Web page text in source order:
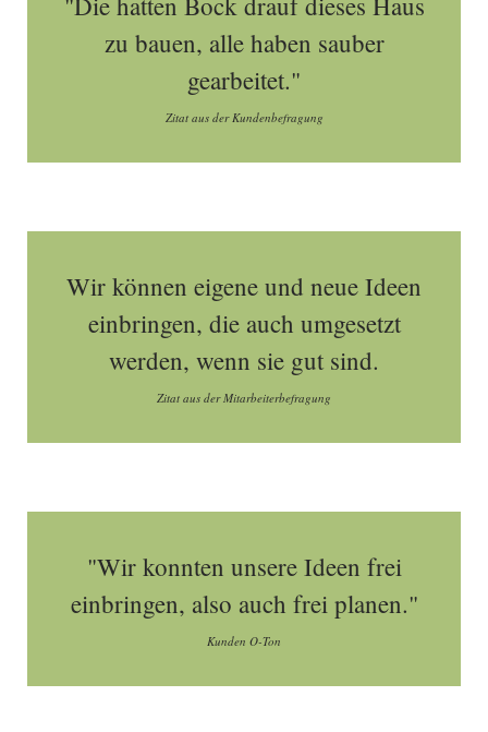
zu bauen, alle haben sauber
gearbeitet."
Zitat aus der Kundenbefragung
Wir können eigene und neue Ideen
einbringen, die auch umgesetzt
werden, wenn sie gut sind.
Zitat aus der Mitarbeiterbefragung
"Wir konnten unsere Ideen frei
einbringen, also auch frei planen."
Kunden O-Ton